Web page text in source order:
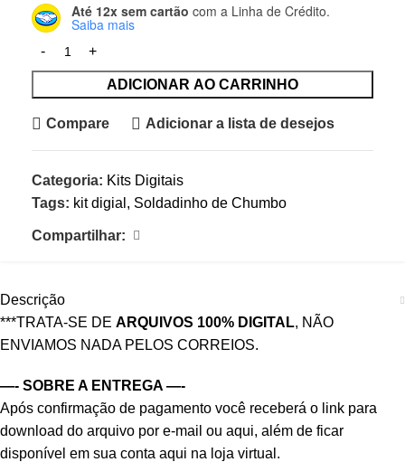
Até 12x sem cartão com a Linha de Crédito.
Saiba mais
ADICIONAR AO CARRINHO
Compare Adicionar a lista de desejos
Categoria: Kits Digitais
Tags: kit digial , Soldadinho de Chumbo
Compartilhar:
Descrição
***TRATA-SE DE ARQUIVOS 100% DIGITAL, NÃO
ENVIAMOS NADA PELOS CORREIOS.
—- SOBRE A ENTREGA —-
Após confirmação de pagamento você receberá o link para
download do arquivo por e-mail ou aqui, além de ficar
disponível em sua conta aqui na loja virtual.